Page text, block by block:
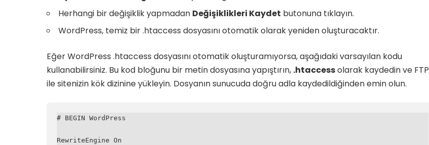
Herhangi bir değişiklik yapmadan Değişiklikleri Kaydet butonuna tıklayın.
WordPress, temiz bir .htaccess dosyasını otomatik olarak yeniden oluşturacaktır.
Eğer WordPress .htaccess dosyasını otomatik oluşturamıyorsa, aşağıdaki varsayılan kodu
kullanabilirsiniz. Bu kod bloğunu bir metin dosyasına yapıştırın, .htaccessolarak kaydedin ve FTP
ile sitenizin kök dizinine yükleyin. Dosyanın sunucuda doğru adla kaydedildiğinden emin olun.
# BEGIN WordPress
RewriteEngine On